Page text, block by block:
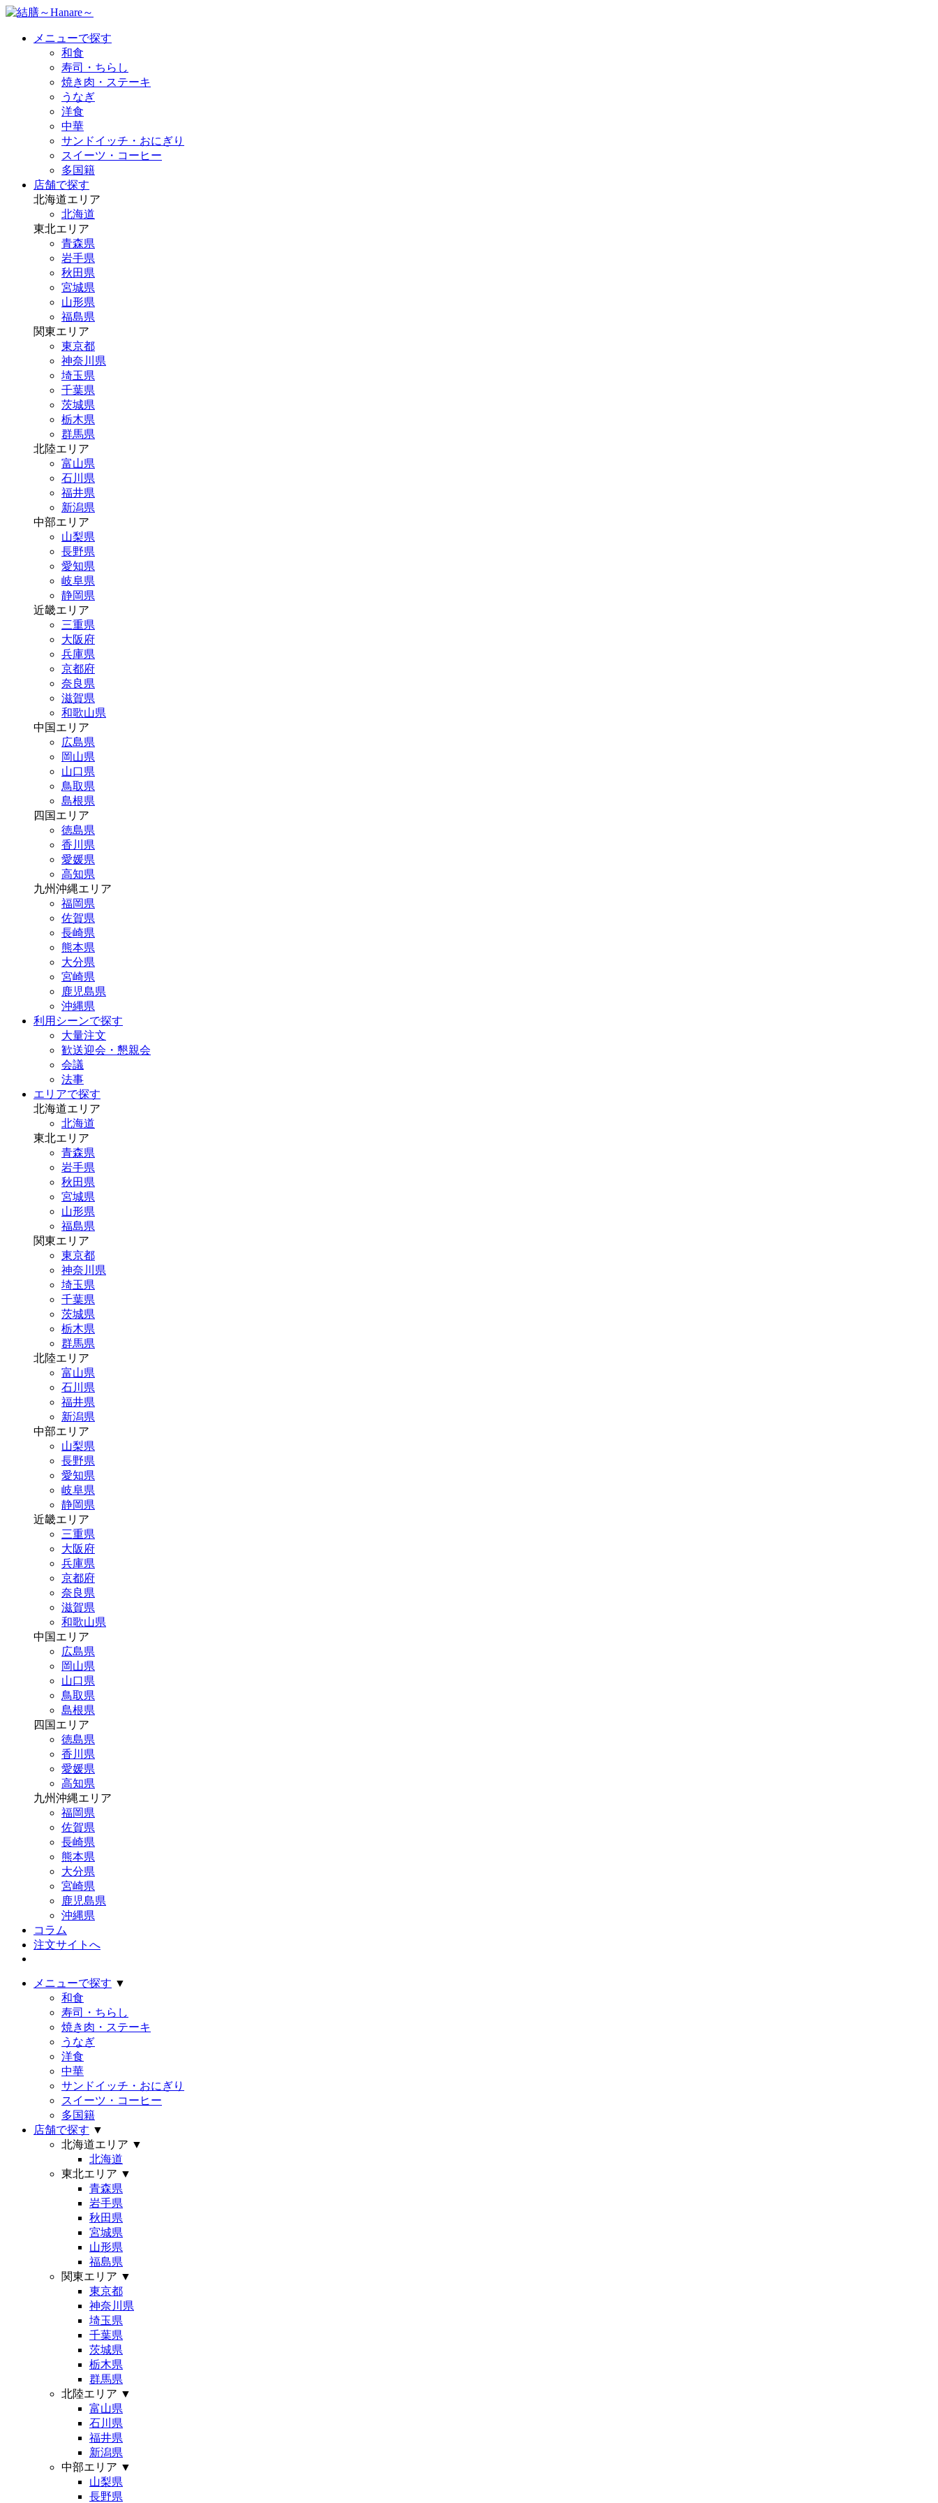
メニューで探す
和食
寿司・ちらし
焼き肉・ステーキ
うなぎ
洋食
中華
サンドイッチ・おにぎり
スイーツ・コーヒー
多国籍
店舗で探す
北海道エリア
北海道
東北エリア
青森県
岩手県
秋田県
宮城県
山形県
福島県
関東エリア
東京都
神奈川県
埼玉県
千葉県
茨城県
栃木県
群馬県
北陸エリア
富山県
石川県
福井県
新潟県
中部エリア
山梨県
長野県
愛知県
岐阜県
静岡県
近畿エリア
三重県
大阪府
兵庫県
京都府
奈良県
滋賀県
和歌山県
中国エリア
広島県
岡山県
山口県
鳥取県
島根県
四国エリア
徳島県
香川県
愛媛県
高知県
九州沖縄エリア
福岡県
佐賀県
長崎県
熊本県
大分県
宮崎県
鹿児島県
沖縄県
利用シーンで探す
大量注文
歓送迎会・懇親会
会議
法事
エリアで探す
北海道エリア
北海道
東北エリア
青森県
岩手県
秋田県
宮城県
山形県
福島県
関東エリア
東京都
神奈川県
埼玉県
千葉県
茨城県
栃木県
群馬県
北陸エリア
富山県
石川県
福井県
新潟県
中部エリア
山梨県
長野県
愛知県
岐阜県
静岡県
近畿エリア
三重県
大阪府
兵庫県
京都府
奈良県
滋賀県
和歌山県
中国エリア
広島県
岡山県
山口県
鳥取県
島根県
四国エリア
徳島県
香川県
愛媛県
高知県
九州沖縄エリア
福岡県
佐賀県
長崎県
熊本県
大分県
宮崎県
鹿児島県
沖縄県
コラム
注文サイトへ
メニューで探す ▼
和食
寿司・ちらし
焼き肉・ステーキ
うなぎ
洋食
中華
サンドイッチ・おにぎり
スイーツ・コーヒー
多国籍
店舗で探す ▼
北海道エリア ▼
北海道
東北エリア ▼
青森県
岩手県
秋田県
宮城県
山形県
福島県
関東エリア ▼
東京都
神奈川県
埼玉県
千葉県
茨城県
栃木県
群馬県
北陸エリア ▼
富山県
石川県
福井県
新潟県
中部エリア ▼
山梨県
長野県